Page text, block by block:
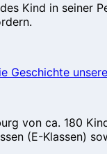
Kind in seiner
Geschichte
von ca. 180
(E-Klassen)